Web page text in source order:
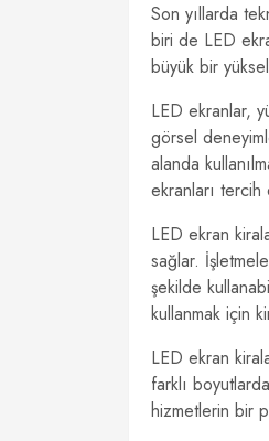
Son yıllarda
biri de LED
büyük bir
LED ekranlar,
görsel
alanda
ekranları tercih
LED ekran
sağlar.
şekilde
kullanmak için
LED ekran
farklı
hizmetlerin bir